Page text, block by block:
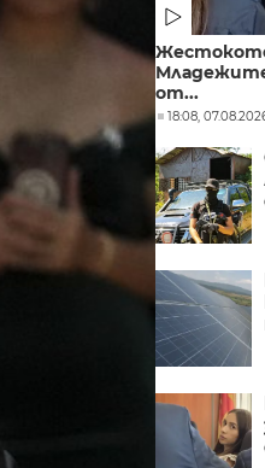
Младежите
от...
18:08,